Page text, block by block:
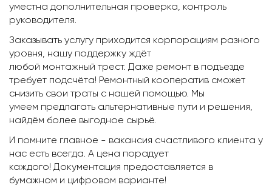
уместна дополнительная проверка, контроль
руководителя.
Заказывать услугу приходится корпорациям разного
уровня, нашу поддержку ждёт
любой монтажный трест. Даже ремонт в подъезде
требует подсчёта! Ремонтный кооператив сможет
снизить свои траты с нашей помощью. Мы
умеем предлагать альтернативные пути и решения,
найдём более выгодное сырьё.
И помните главное - вакансия счастливого клиента у
нас есть всегда. А цена порадует
каждого! Документация предоставляется в
бумажном и цифровом варианте!